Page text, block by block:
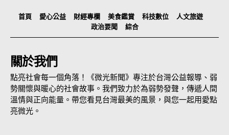
首頁 愛心公益 財經專欄 美食鑑賞 科技數位
人文旅遊
政治要聞
綜合
關於我們
點亮社會每一個角落！《微光新聞》專注於台灣公益報導、弱
勢關懷與暖心的社會故事。我們致力於為弱勢發聲，傳遞人間
溫情與正向能量。帶您看見台灣最美的風景，與您一起用愛點
亮微光。